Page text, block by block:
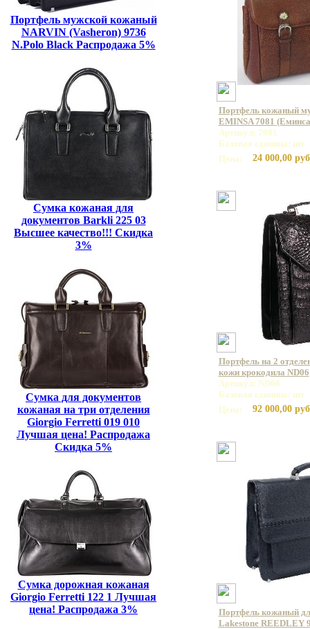
Портфель мужской кожаный
NARVIN (Vasheron) 9736
N.Polo Black Распродажа 5%
Сумка кожаная для
документов Barkli 225 03
Высшее качество!!! Скидка
3%
Сумка для документов
кожаная на три отделения
Giorgio Ferretti 019 010
Лучшая цена! Распродажа
Скидка 5%
Сумка дорожная кожаная
Giorgio Ferretti 122 1 Лучшая
цена! Распродажа 3%
Портфель кожаный
EMINSA 7081
Артикул: 7081
Базовая единица: шт
Цена:
24 000,00
Портфель на 2
кожи крокодила ND06
Артикул: ND06
Базовая единица: шт
Цена:
92 000,00
Портфель кожаный
Lakestone REEDLEY